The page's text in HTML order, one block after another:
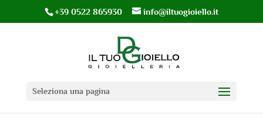
+39 0522 865930 info@iltuogioiello.it
Seleziona una pagina